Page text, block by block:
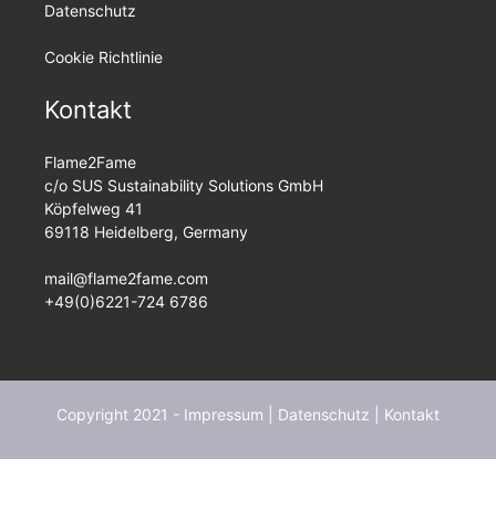
Datenschutz
Cookie Richtlinie
Kontakt
Flame2Fame
c/o SUS Sustainability Solutions GmbH
Köpfelweg 41
69118 Heidelberg, Germany
mail@flame2fame.com
+49(0)6221-724 6786
Copyright 2021 - Impressum Datenschutz Kontakt